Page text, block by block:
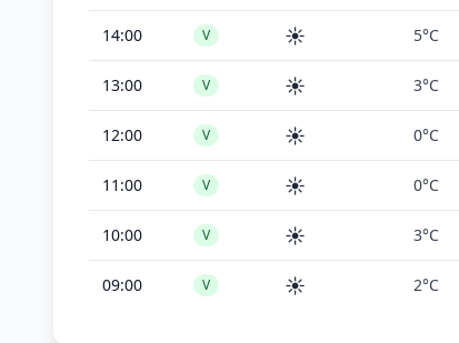
14:00 V ☀️ 5°C
13:00 V ☀️ 3°C
12:00 V ☀️ 0°C
11:00 V ☀️ 0°C
10:00 V ☀️ 3°C
09:00 V ☀️ 2°C